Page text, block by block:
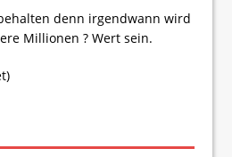
denn irgendwann wird
Millionen ? Wert sein.